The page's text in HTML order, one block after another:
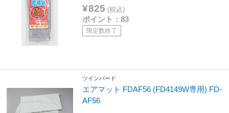
¥825 (税込)
ポイント：83
限定数終了
ツインバード
エアマット FDAF56 (FD4149W専用) FD-
AF56